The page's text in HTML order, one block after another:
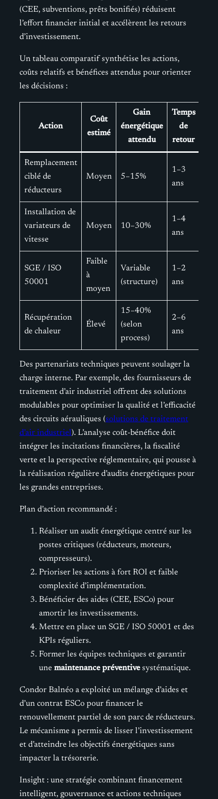
(CEE, subventions, prêts bonifiés) réduisent
l’effort financier initial et accélèrent les retours
d’investissement.
Un tableau comparatif synthétise les actions,
coûts relatifs et bénéfices attendus pour orienter
les décisions :
Action
Coût
estimé
Gain
énergétique
attendu
Temps
de
retour
Remplacement
ciblé de
réducteurs
Moyen 5–15%
1–3
ans
Installation de
variateurs de
vitesse
Moyen 10–30%
1–4
ans
SGE / ISO
50001
Faible
à
moyen
Variable
(structure)
1–2
ans
Récupération
de chaleur
Élevé
15–40%
(selon
process)
2–6
ans
Des partenariats techniques peuvent soulager la
charge interne. Par exemple, des fournisseurs de
traitement d’air industriel offrent des solutions
modulables pour optimiser la qualité et l’efficacité
des circuits aérauliques (solutions de traitement
d’air industriel). L’analyse coût-bénéfice doit
intégrer les incitations financières, la fiscalité
verte et la perspective réglementaire, qui pousse à
la réalisation régulière d’audits énergétiques pour
les grandes entreprises.
Plan d’action recommandé :
Réaliser un audit énergétique centré sur les
postes critiques (réducteurs, moteurs,
compresseurs).
Prioriser les actions à fort ROI et faible
complexité d’implémentation.
Bénéficier des aides (CEE, ESCo) pour
amortir les investissements.
Mettre en place un SGE / ISO 50001 et des
KPIs réguliers.
Former les équipes techniques et garantir
une maintenance préventive systématique.
Condor Balnéo a exploité un mélange d’aides et
d’un contrat ESCo pour financer le
renouvellement partiel de son parc de réducteurs.
Le mécanisme a permis de lisser l’investissement
et d’atteindre les objectifs énergétiques sans
impacter la trésorerie.
Insight : une stratégie combinant financement
intelligent, gouvernance et actions techniques